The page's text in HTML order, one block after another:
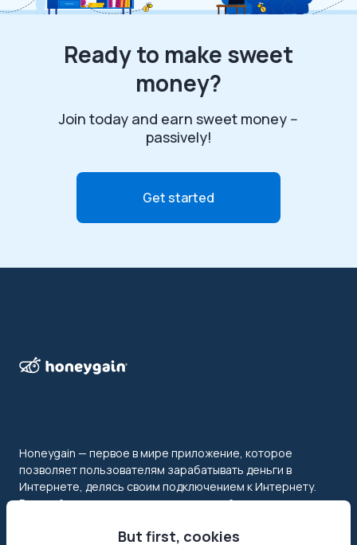
Ready to make sweet
money?
Join today and earn sweet money --
passively!
Get started
Honeygain — первое в мире приложение, которое
позволяет пользователям зарабатывать деньги в
Интернете, делясь своим подключением к Интернету.
Раскройте весь потенциал своих сетей, получая оплату в
But first, cookies